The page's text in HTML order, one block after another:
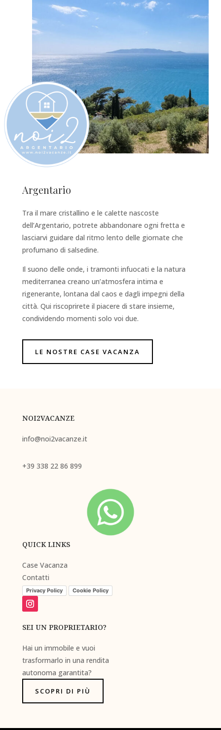
Argentario
Tra il mare cristallino e le calette nascoste
dell’Argentario, potrete abbandonare ogni fretta e
lasciarvi guidare dal ritmo lento delle giornate che
profumano di salsedine.
Il suono delle onde, i tramonti infuocati e la natura
mediterranea creano un’atmosfera intima e
rigenerante, lontana dal caos e dagli impegni della
città. Qui riscoprirete il piacere di stare insieme,
condividendo momenti solo voi due.
LE NOSTRE CASE VACANZA
NOI2VACANZE
info@noi2vacanze.it
+39 338 22 86 899
QUICK LINKS
Case Vacanza
Contatti
Privacy Policy Cookie Policy
SEI UN PROPRIETARIO?
Hai un immobile e vuoi
trasformarlo in una rendita
autonoma garantita?
SCOPRI DI PIÙ